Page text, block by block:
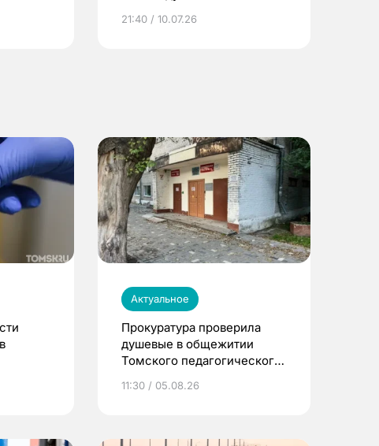
21:40 / 10.07.26
Актуальное
Прокуратура проверила
душевые в общежитии
Томского педагогического
11:30 / 05.08.26